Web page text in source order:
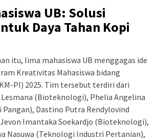
UB: Solusi
Daya Tahan Kopi
itu, lima mahasiswa UB menggagas ide
Kreativitas Mahasiswa bidang
PI) 2025. Tim tersebut terdiri dari
(Bioteknologi), Phelia Angelina
Dastino Putra Rendylovind
Imantaka Soekardjo (Bioteknologi),
Nasuwa (Teknologi Industri Pertanian),